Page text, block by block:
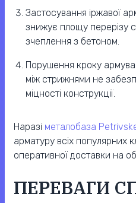
Застосування іржавої
знижує площу перерізу
зчеплення з бетоном.
Порушення кроку
між стрижнями не
міцності конструкції.
Наразі металобаза
арматуру всіх популярних
оперативної доставки на
ПЕРЕВАГИ